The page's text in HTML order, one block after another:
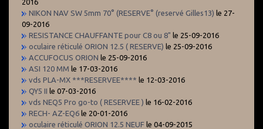
NIKON NAV SW 5mm 70° (RESERVE° (reservé Gilles13) le 27-
09-2016
RESISTANCE CHAUFFANTE pour C8 ou 8" le 25-09-2016
oculaire réticulé ORION 12.5 ( RESERVE) le 25-09-2016
ACCUFOCUS ORION le 25-09-2016
ASI 120 MM le 17-03-2016
vds PLA-MX ***RESERVEE**** le 12-03-2016
QY5 II le 07-03-2016
vds NEQ5 Pro go-to ( RESERVEE ) le 16-02-2016
RECH- AZ-EQ6 le 20-01-2016
oculaire réticulé ORION 12.5 NEUF le 04-09-2015